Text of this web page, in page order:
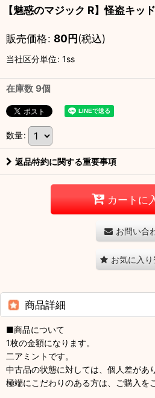
【魅惑のマジック R】怪盗キ
販売価格: 80円(税込)
当社区分単位: 1ss
在庫数 9個
数量:
返品特約に関する重要事項
カートに
お問い合
お気に入
商品詳細
■商品について
1枚の金額になります。
二アミントです。
中古品の状態に対しては、個人差があ
極端にこだわりのある方は、ご購入を